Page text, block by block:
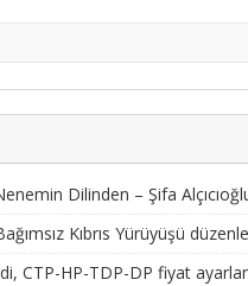
Dilinden – Şifa
Kıbrıs Yürüyüşü
CTP-HP-TDP-DP fiyat